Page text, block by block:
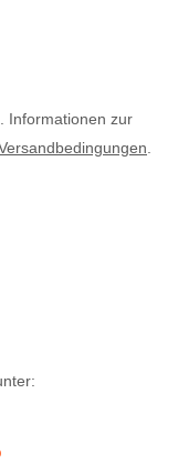
Informationen zur
.